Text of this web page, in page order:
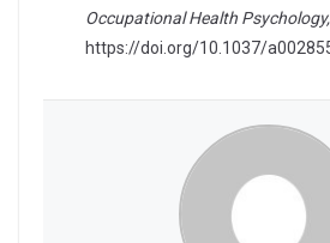
Occupational Health
https://doi.org/10.1037/